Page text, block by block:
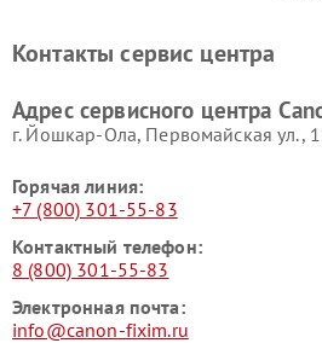
Контакты сервис центра
Адрес сервисного центра
г. Йошкар-Ола, Первомайская ул.,
Горячая линия:
+7 (800) 301-55-83
Контактный телефон:
8 (800) 301-55-83
Электронная почта:
info@canon-fixim.ru